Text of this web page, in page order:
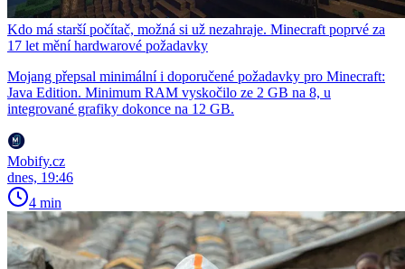
Kdo má starší počítač, možná si už nezahraje. Minecraft poprvé za
17 let mění hardwarové požadavky
Mojang přepsal minimální i doporučené požadavky pro Minecraft:
Java Edition. Minimum RAM vyskočilo ze 2 GB na 8, u
integrované grafiky dokonce na 12 GB.
Mobify.cz
dnes, 19:46
4 min